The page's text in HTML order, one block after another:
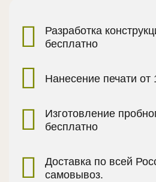
Разработка
бесплатно
Нанесение печати от
Изготовление
бесплатно
Доставка по всей
самовывоз.